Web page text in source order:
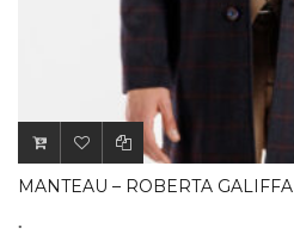
MANTEAU – ROBERTA GALIFFA
.